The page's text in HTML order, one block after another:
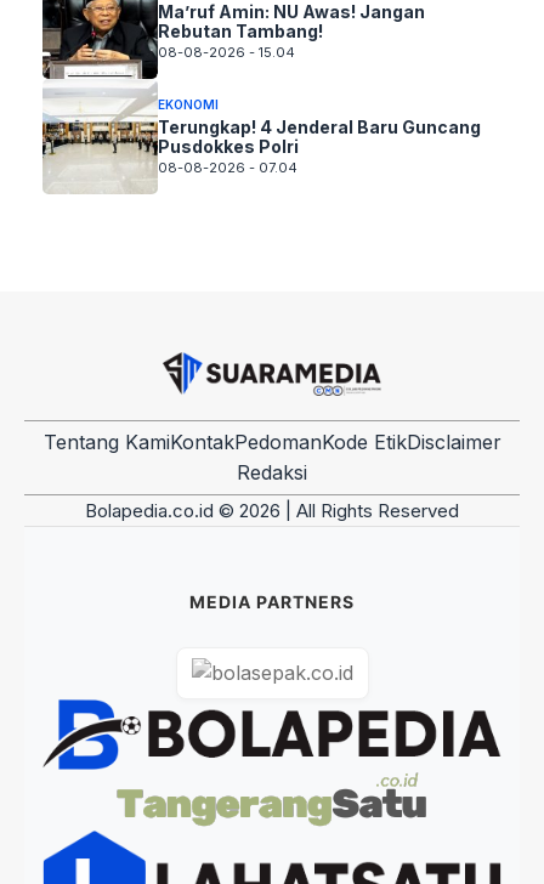
Ma’ruf Amin: NU Awas! Jangan
Rebutan Tambang!
08-08-2026 - 15.04
EKONOMI
Terungkap! 4 Jenderal Baru Guncang
Pusdokkes Polri
08-08-2026 - 07.04
Tentang KamiKontakPedomanKode EtikDisclaimer
Redaksi
Bolapedia.co.id © 2026 | All Rights Reserved
MEDIA PARTNERS